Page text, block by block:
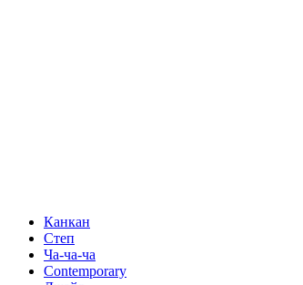
Канкан
Степ
Ча-ча-ча
Contemporary